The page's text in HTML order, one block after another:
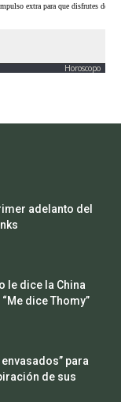
Horoscopo
adelanto del
le dice la China
dice Thomy”
para
de sus